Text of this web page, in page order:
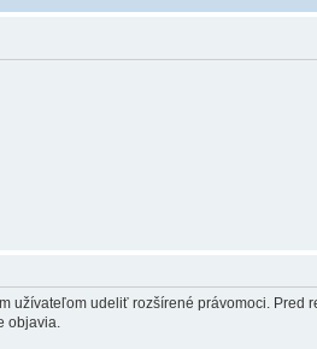
užívateľom udeliť rozšírené právomoci. Pred
objavia.